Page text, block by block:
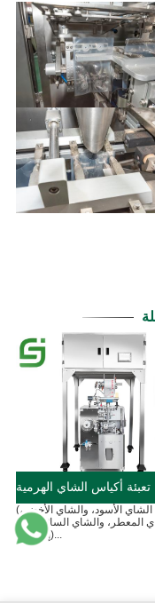
(مثل الشاي الأسود، والشاي الأخضر،
المعطر، والشاي السائب، وما
إلى ذلك)...